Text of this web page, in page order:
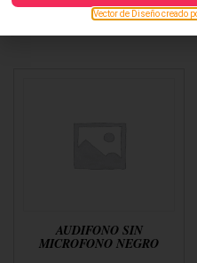
AUDIFONO SIN
MICROFONO NEGRO
Vector de Diseño creado